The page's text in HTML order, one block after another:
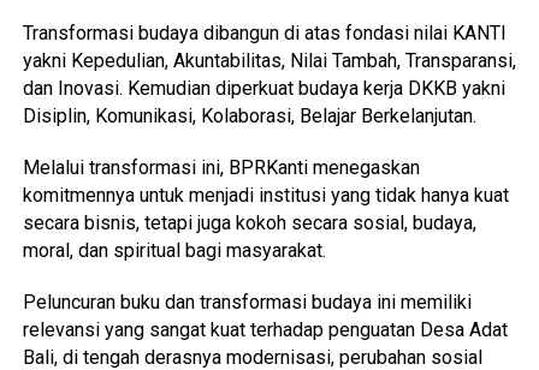
Transformasi budaya dibangun di atas fondasi nilai KANTI
yakni Kepedulian, Akuntabilitas, Nilai Tambah, Transparansi,
dan Inovasi. Kemudian diperkuat budaya kerja DKKB yakni
Disiplin, Komunikasi, Kolaborasi, Belajar Berkelanjutan.
Melalui transformasi ini, BPRKanti menegaskan
komitmennya untuk menjadi institusi yang tidak hanya kuat
secara bisnis, tetapi juga kokoh secara sosial, budaya,
moral, dan spiritual bagi masyarakat.
Peluncuran buku dan transformasi budaya ini memiliki
relevansi yang sangat kuat terhadap penguatan Desa Adat
Bali, di tengah derasnya modernisasi, perubahan sosial